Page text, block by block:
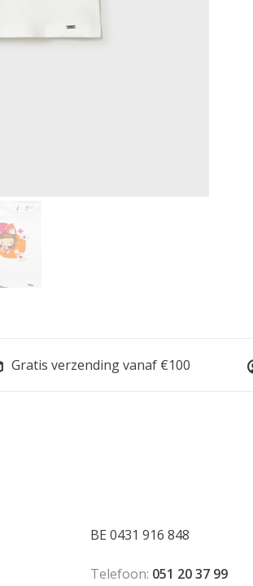
Gratis verzending vanaf €100
BE 0431 916 848
Telefoon: 051 20 37 99